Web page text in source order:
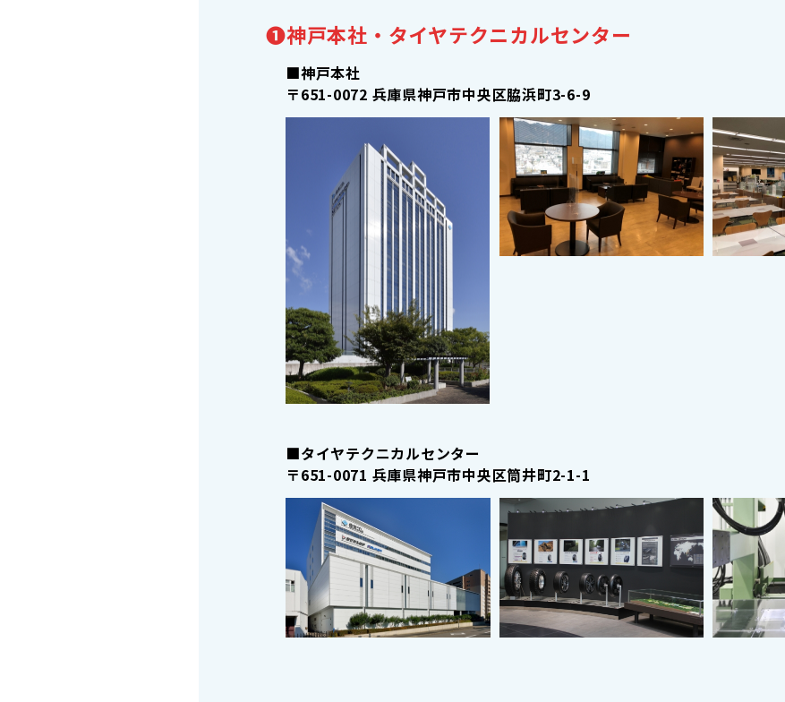
❶神戸本社・タイヤテクニカルセンター
■神戸本社
〒651-0072 兵庫県神戸市中央区脇浜町3-6-9
■タイヤテクニカルセンター
〒651-0071 兵庫県神戸市中央区筒井町2-1-1